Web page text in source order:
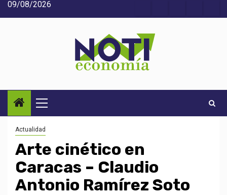
Saltar
al
09/08/2026
Noti-
economía
Menú
principal
Actualidad
Arte cinético en
Caracas – Claudio
Antonio Ramírez Soto